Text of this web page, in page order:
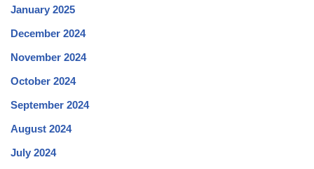
January 2025
December 2024
November 2024
October 2024
September 2024
August 2024
July 2024